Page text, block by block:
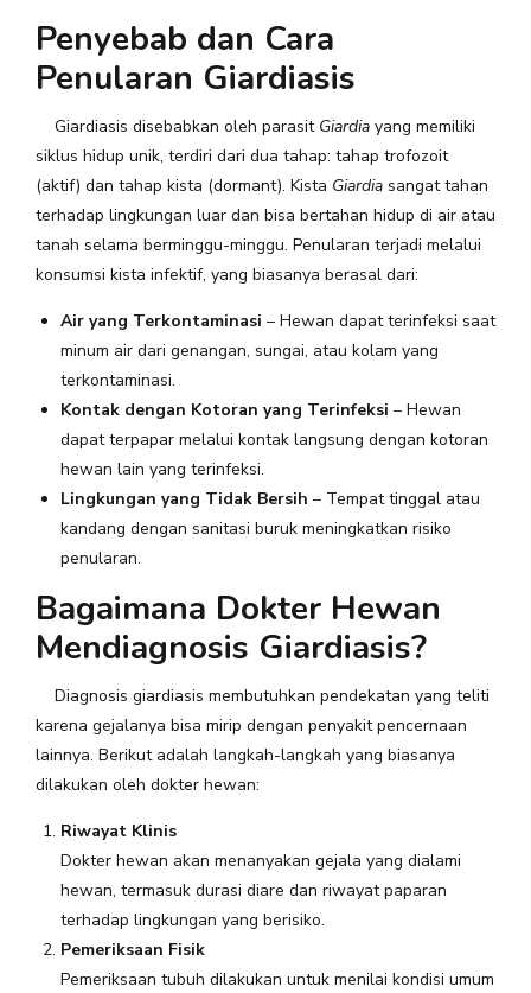
Penyebab dan Cara
Penularan Giardiasis
Giardiasis disebabkan oleh parasit Giardia yang memiliki
siklus hidup unik, terdiri dari dua tahap: tahap trofozoit
(aktif) dan tahap kista (dormant). Kista Giardia sangat tahan
terhadap lingkungan luar dan bisa bertahan hidup di air atau
tanah selama berminggu-minggu. Penularan terjadi melalui
konsumsi kista infektif, yang biasanya berasal dari:
Air yang Terkontaminasi – Hewan dapat terinfeksi saat
minum air dari genangan, sungai, atau kolam yang
terkontaminasi.
Kontak dengan Kotoran yang Terinfeksi – Hewan
dapat terpapar melalui kontak langsung dengan kotoran
hewan lain yang terinfeksi.
Lingkungan yang Tidak Bersih – Tempat tinggal atau
kandang dengan sanitasi buruk meningkatkan risiko
penularan.
Bagaimana Dokter Hewan
Mendiagnosis Giardiasis?
Diagnosis giardiasis membutuhkan pendekatan yang teliti
karena gejalanya bisa mirip dengan penyakit pencernaan
lainnya. Berikut adalah langkah-langkah yang biasanya
dilakukan oleh dokter hewan:
Riwayat Klinis
Dokter hewan akan menanyakan gejala yang dialami
hewan, termasuk durasi diare dan riwayat paparan
terhadap lingkungan yang berisiko.
Pemeriksaan Fisik
Pemeriksaan tubuh dilakukan untuk menilai kondisi umum